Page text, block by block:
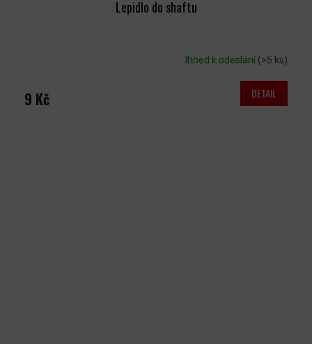
Lepidlo do shaftu
Ihned k odeslání (>5 ks)
9 Kč DETAIL